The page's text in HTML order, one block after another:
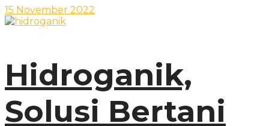
15 November 2022
Hidroganik,
Solusi Bertani